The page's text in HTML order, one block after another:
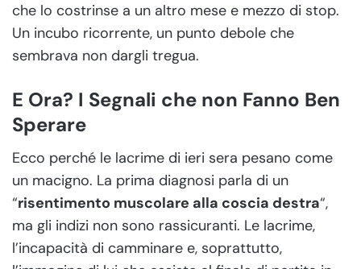
che lo costrinse a un altro mese e mezzo di stop.
Un incubo ricorrente, un punto debole che
sembrava non dargli tregua.
E Ora? I Segnali che non Fanno Ben
Sperare
Ecco perché le lacrime di ieri sera pesano come
un macigno. La prima diagnosi parla di un
“risentimento muscolare alla coscia destra“,
ma gli indizi non sono rassicuranti. Le lacrime,
l’incapacità di camminare e, soprattutto,